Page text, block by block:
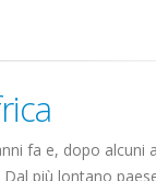
fa e, dopo alcuni
più lontano